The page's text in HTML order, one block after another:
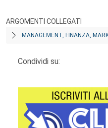
ARGOMENTI COLLEGATI
MANAGEMENT, FINANZA,
Condividi su: